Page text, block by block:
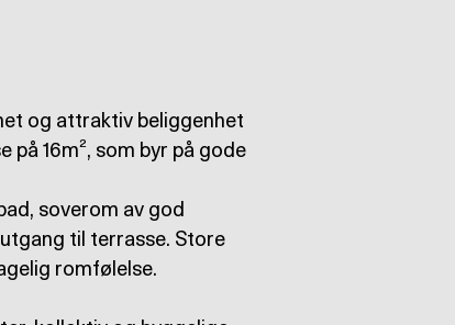
og attraktiv beliggenhet
på 16m², som byr på gode
soverom av god
til terrasse. Store
romfølelse.